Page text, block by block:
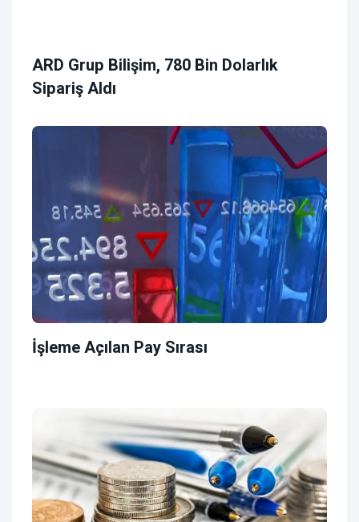
ARD Grup Bilişim, 780 Bin Dolarlık
Sipariş Aldı
İşleme Açılan Pay Sırası